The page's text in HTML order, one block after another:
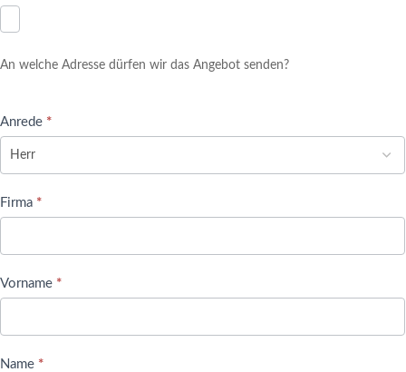
An welche Adresse dürfen wir das Angebot senden?
Anrede *
Firma *
Vorname *
Name *